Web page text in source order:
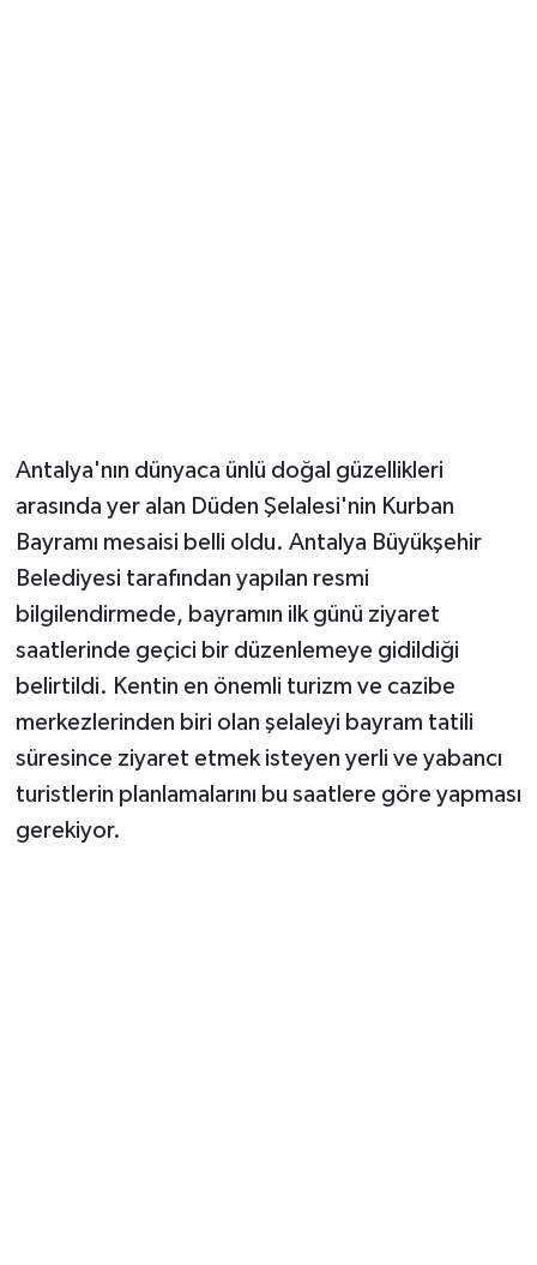
Antalya'nın dünyaca ünlü doğal güzellikleri
arasında yer alan Düden Şelalesi'nin Kurban
Bayramı mesaisi belli oldu. Antalya Büyükşehir
Belediyesi tarafından yapılan resmi
bilgilendirmede, bayramın ilk günü ziyaret
saatlerinde geçici bir düzenlemeye gidildiği
belirtildi. Kentin en önemli turizm ve cazibe
merkezlerinden biri olan şelaleyi bayram tatili
süresince ziyaret etmek isteyen yerli ve yabancı
turistlerin planlamalarını bu saatlere göre yapması
gerekiyor.